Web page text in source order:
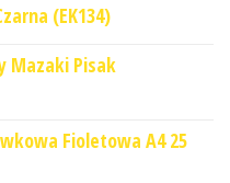
(EK134)
Mazaki Pisak
Fioletowa A4 25